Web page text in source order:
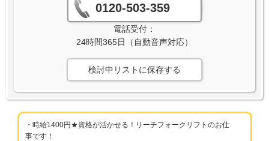
0120-503-359
電話受付：
24時間365日（自動音声対応）
検討中リストに保存する
・時給1400円★資格が活かせる！リーチフォークリフトのお仕
事です！